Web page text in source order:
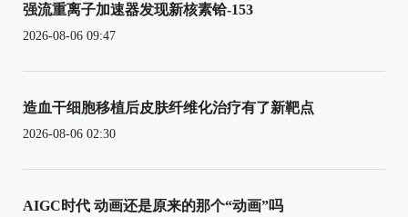
强流重离子加速器发现新核素铪-153
2026-08-06 09:47
造血干细胞移植后皮肤纤维化治疗有了新靶点
2026-08-06 02:30
AIGC时代 动画还是原来的那个“动画”吗